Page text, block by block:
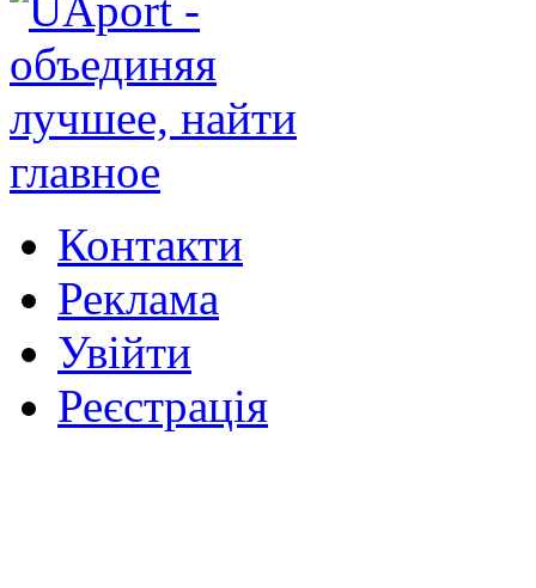
Контакти
Реклама
Увійти
Реєстрація